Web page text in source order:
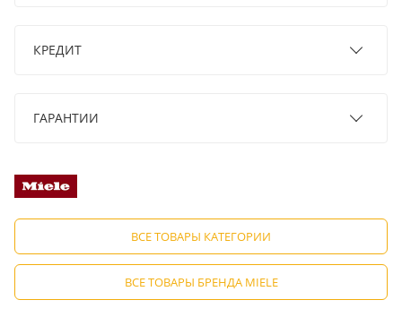
КРЕДИТ
ГАРАНТИИ
ВСЕ ТОВАРЫ КАТЕГОРИИ
ВСЕ ТОВАРЫ БРЕНДА MIELE